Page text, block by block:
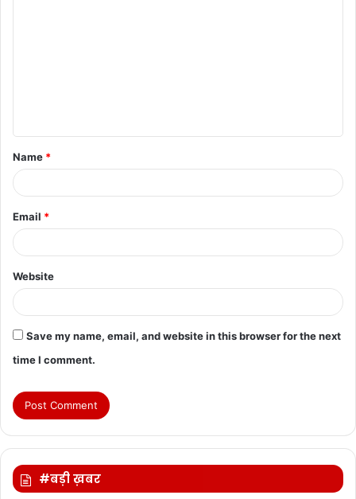
t
*
Name *
Email *
Website
Save my name, email, and website in this browser for the next
time I comment.
#बड़ी ख़बर